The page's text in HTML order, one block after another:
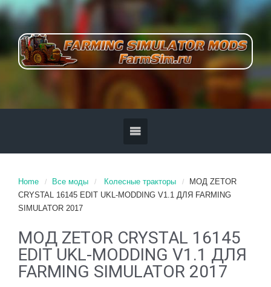
Home Все моды Колесные тракторы
МОД ZETOR
CRYSTAL 16145 EDIT UKL-MODDING V1.1 ДЛЯ FARMING
SIMULATOR 2017
МОД ZETOR CRYSTAL 16145
EDIT UKL-MODDING V1.1 ДЛЯ
FARMING SIMULATOR 2017